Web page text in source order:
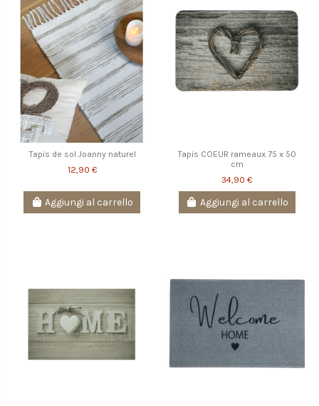
Tapis de sol Joanny naturel
12,90 €
Aggiungi al carrello
Tapis COEUR rameaux 75 x 50
cm
34,90 €
Aggiungi al carrello